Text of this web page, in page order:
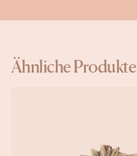
Ähnliche Produkte